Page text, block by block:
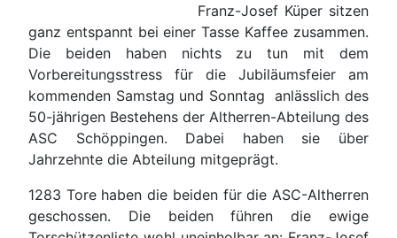
Franz-Josef Küper sitzen
ganz entspannt bei einer Tasse Kaffee zusammen.
Die beiden haben nichts zu tun mit dem
Vorbereitungsstress für die Jubiläumsfeier am
kommenden Samstag und Sonntag anlässlich des
50-jährigen Bestehens der Altherren-Abteilung des
ASC Schöppingen. Dabei haben sie über
Jahrzehnte die Abteilung mitgeprägt.
1283 Tore haben die beiden für die ASC-Altherren
geschossen. Die beiden führen die ewige